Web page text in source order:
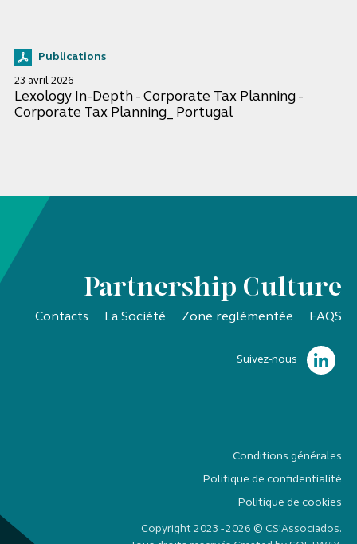
Publications
23 avril 2026
Lexology In-Depth - Corporate Tax Planning -
Corporate Tax Planning_ Portugal
Partnership Culture
Contacts La Société Zone reglémentée FAQS
Suivez-nous
Conditions générales
Politique de confidentialité
Politique de cookies
Copyright 2023 - 2026 © CS'Associados.